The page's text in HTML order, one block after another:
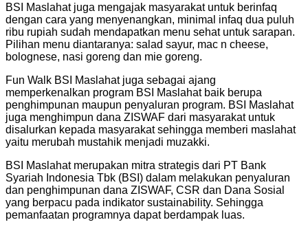
BSI Maslahat juga mengajak masyarakat untuk berinfaq
dengan cara yang menyenangkan, minimal infaq dua puluh
ribu rupiah sudah mendapatkan menu sehat untuk sarapan.
Pilihan menu diantaranya: salad sayur, mac n cheese,
bolognese, nasi goreng dan mie goreng.
Fun Walk BSI Maslahat juga sebagai ajang
memperkenalkan program BSI Maslahat baik berupa
penghimpunan maupun penyaluran program. BSI Maslahat
juga menghimpun dana ZISWAF dari masyarakat untuk
disalurkan kepada masyarakat sehingga memberi maslahat
yaitu merubah mustahik menjadi muzakki.
BSI Maslahat merupakan mitra strategis dari PT Bank
Syariah Indonesia Tbk (BSI) dalam melakukan penyaluran
dan penghimpunan dana ZISWAF, CSR dan Dana Sosial
yang berpacu pada indikator sustainability. Sehingga
pemanfaatan programnya dapat berdampak luas.